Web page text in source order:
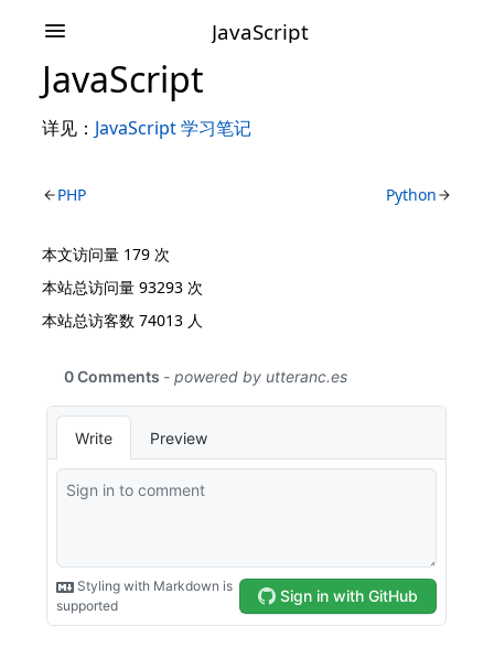
JavaScript
JavaScript
详见： JavaScript 学习笔记
PHP Python
本文访问量 179 次
本站总访问量93293 次
本站总访客数74013 人